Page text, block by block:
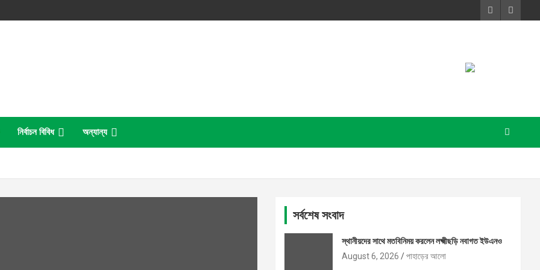
নির্বাচন বিবিধ অন্যান্য
সর্বশেষ সংবাদ
স্থানীয়দের সাথে মতবিনিময় করলেন লক্ষ্মীছড়ি নবাগত ইউএনও
August 6, 2026
পাহাড়ের আলো